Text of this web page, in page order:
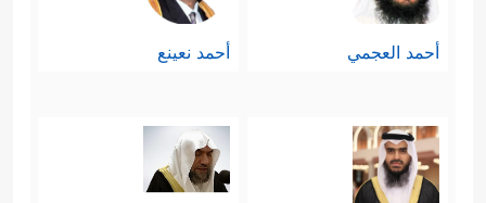
أحمد العجمي أحمد نعينع